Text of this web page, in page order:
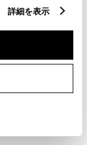
詳細を表示